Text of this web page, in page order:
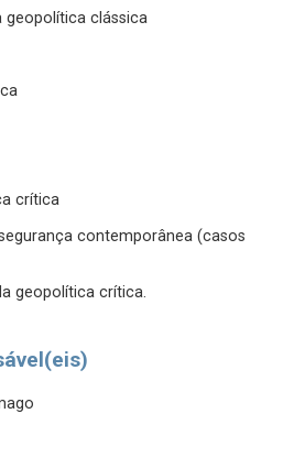
geopolítica clássica
crítica
contemporânea (casos
geopolítica crítica.